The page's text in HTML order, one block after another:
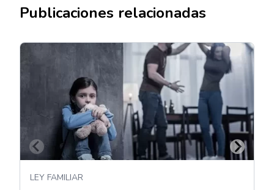
Publicaciones relacionadas
LEY FAMILIAR